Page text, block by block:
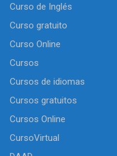
Curso de Inglés
Curso gratuito
Curso Online
Cursos
Cursos de idiomas
Cursos gratuitos
Cursos Online
CursoVirtual